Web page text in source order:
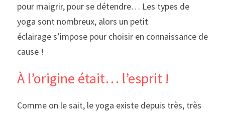
pour maigrir, pour se détendre… Les types de
yoga sont nombreux, alors un petit
éclairage s’impose pour choisir en connaissance de
cause !
À l’origine était… l’esprit !
Comme on le sait, le yoga existe depuis très, très